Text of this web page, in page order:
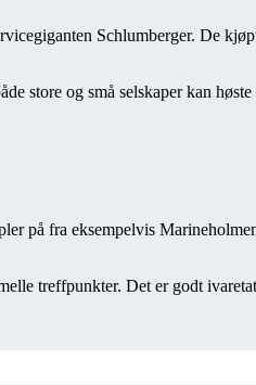
Schlumberger. De
store og små selskaper kan
på fra eksempelvis
treffpunkter. Det er godt